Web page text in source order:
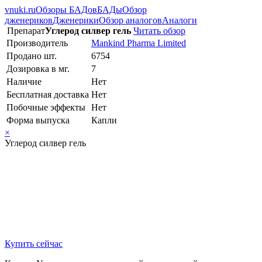
vnuki.ruОбзоры БАДовБАДыОбзор
дженериковДженерикиОбзор аналоговАналоги
ПрепаратУглерод силвер гель Читать обзор
Производитель
Mankind Pharma Limited
Продано шт.
6754
Дозировка в мг.
7
Наличие
Нет
Бесплатная доставка Нет
Побочные эффекты Нет
Форма выпуска
Капли
×
Углерод силвер гель
Купить сейчас